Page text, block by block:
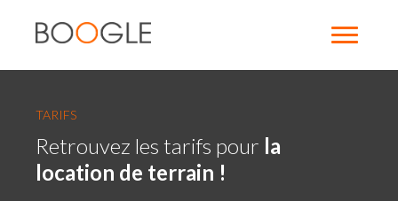
TARIFS
Retrouvez les tarifs pour la
location de terrain !